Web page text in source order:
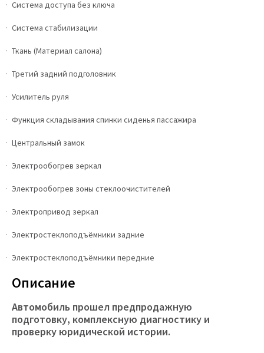
Система доступа без ключа
Система стабилизации
Ткань (Материал салона)
Третий задний подголовник
Усилитель руля
Функция складывания спинки сиденья пассажира
Центральный замок
Электрообогрев зеркал
Электрообогрев зоны стеклоочистителей
Электропривод зеркал
Электростеклоподъёмники задние
Электростеклоподъёмники передние
Описание
Автомобиль прошел предпродажную
подготовку, комплексную диагностику и
проверку юридической истории.